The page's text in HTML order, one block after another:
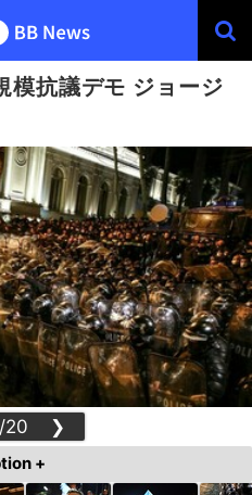
模抗議デモ ジョージ
20 ❯
+